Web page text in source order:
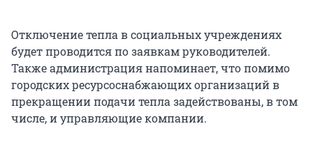
Отключение тепла в социальных учреждениях
будет проводится по заявкам руководителей.
Также администрация напоминает, что помимо
городских ресурсоснабжающих организаций в
прекращении подачи тепла задействованы, в том
числе, и управляющие компании.